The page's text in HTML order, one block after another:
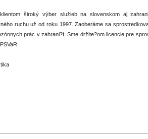
široký výber služieb na slovenskom aj
ruchu už od roku 1997. Zaoberáme sa
prác v zahrani?í. Sme držite?om licencie pre